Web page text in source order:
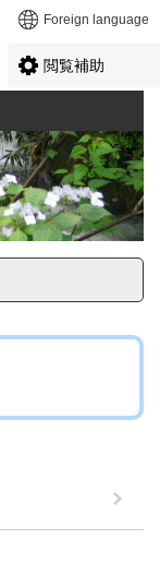
Foreign language
閲覧補助